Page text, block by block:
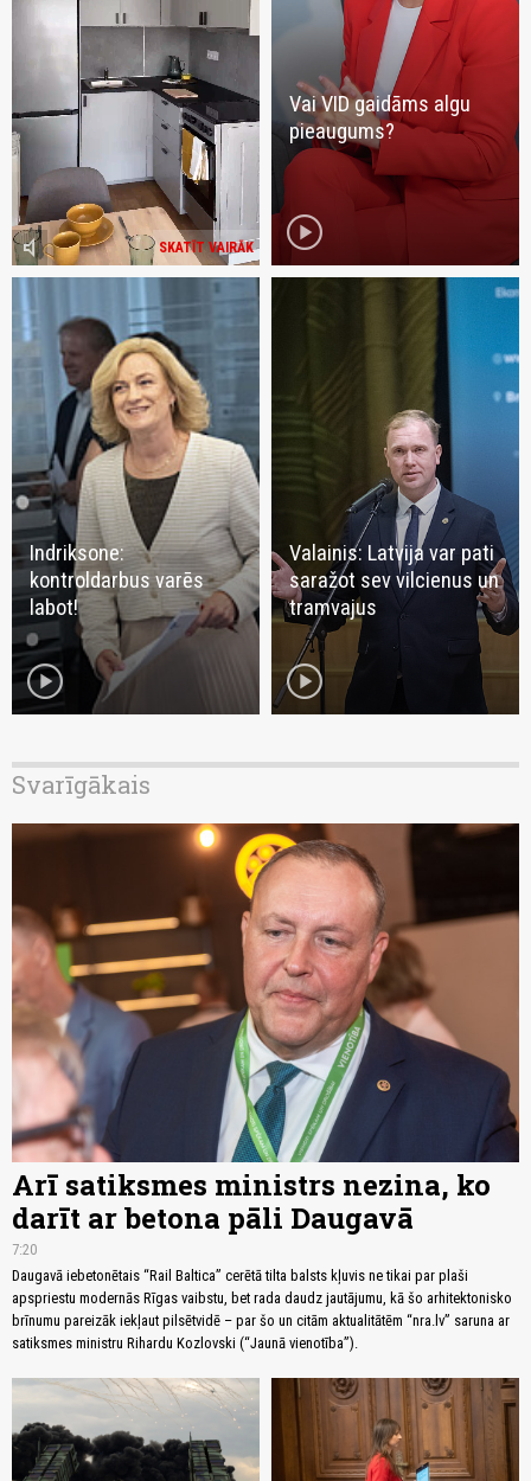
SKATĪT VAIRĀK
volume_mute
Vai VID gaidāms algu
pieaugums?
play_circle
Indriksone:
kontroldarbus varēs
labot!
play_circle
Valainis: Latvija var pati
saražot sev vilcienus un
tramvajus
play_circle
Svarīgākais
Arī satiksmes ministrs nezina, ko
darīt ar betona pāli Daugavā
7:20
Daugavā iebetonētais “Rail Baltica” cerētā tilta balsts kļuvis ne tikai par plaši
apspriestu modernās Rīgas vaibstu, bet rada daudz jautājumu, kā šo arhitektonisko
brīnumu pareizāk iekļaut pilsētvidē – par šo un citām aktualitātēm “nra.lv” saruna ar
satiksmes ministru Rihardu Kozlovski (“Jaunā vienotība”).